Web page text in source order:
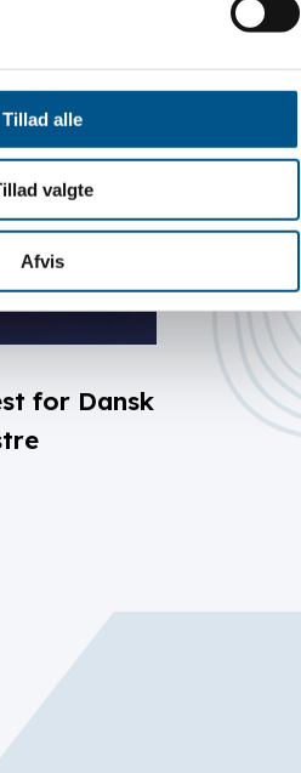
Tillad alle
valgte
Afvis
for Dansk